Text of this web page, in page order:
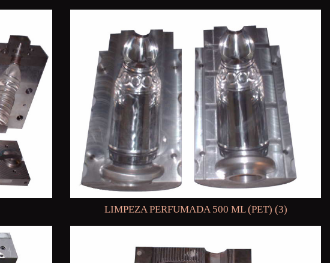
LIMPEZA PERFUMADA 500 ML (PET) (3)